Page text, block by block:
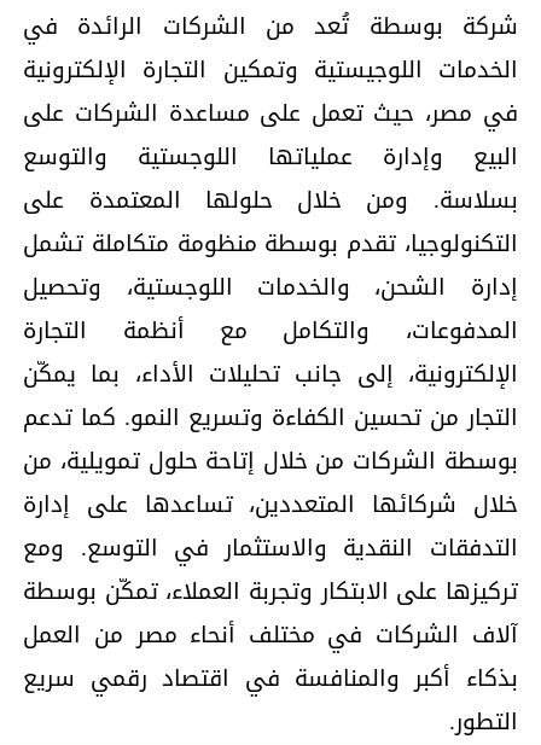
شركة بوسطة تُعد من الشركات الرائدة في
الخدمات اللوجيستية وتمكين التجارة الإلكترونية
في مصر، حيث تعمل على مساعدة الشركات على
البيع وإدارة عملياتها اللوجستية والتوسع
بسلاسة. ومن خلال حلولها المعتمدة على
التكنولوجيا، تقدم بوسطة منظومة متكاملة تشمل
إدارة الشحن، والخدمات اللوجستية، وتحصيل
المدفوعات، والتكامل مع أنظمة التجارة
الإلكترونية، إلى جانب تحليلات الأداء، بما يمكّن
التجار من تحسين الكفاءة وتسريع النمو. كما تدعم
بوسطة الشركات من خلال إتاحة حلول تمويلية، من
خلال شركائها المتعددين، تساعدها على إدارة
التدفقات النقدية والاستثمار في التوسع. ومع
تركيزها على الابتكار وتجربة العملاء، تمكّن بوسطة
آلاف الشركات في مختلف أنحاء مصر من العمل
بذكاء أكبر والمنافسة في اقتصاد رقمي سريع
التطور.